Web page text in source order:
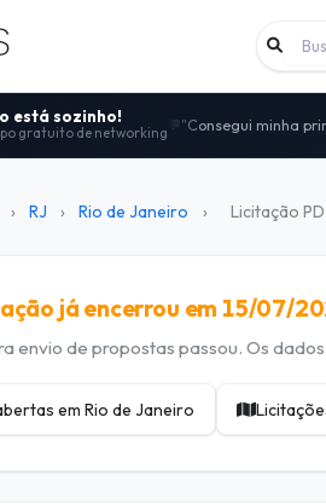
está sozinho!
gratuito de networking
💬 "Consegui minha
🔓 100% gratuito —
› RJ › Rio de Janeiro › Licitação
já encerrou em 15/07/
envio de propostas passou. Os
em Rio de Janeiro